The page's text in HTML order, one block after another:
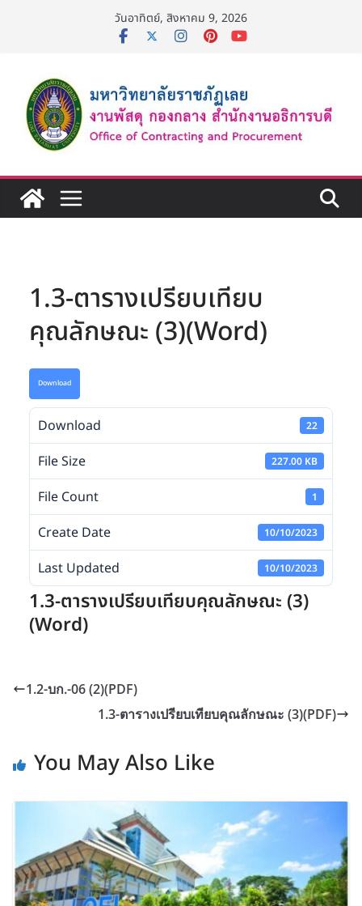
วันอาทิตย์, สิงหาคม 9, 2026
1.3-ตารางเปรียบเทียบ
คุณลักษณะ (3)(Word)
Download
Download 22
File Size 227.00 KB
File Count 1
Create Date 10/10/2023
Last Updated 10/10/2023
1.3-ตารางเปรียบเทียบคุณลักษณะ (3)
(Word)
1.2-บก.-06 (2)(PDF)
1.3-ตารางเปรียบเทียบคุณลักษณะ (3)(PDF)
You May Also Like